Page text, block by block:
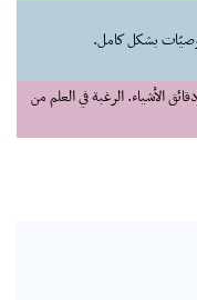
بشكل كامل.
الأشياء. الرغبة في العلم من